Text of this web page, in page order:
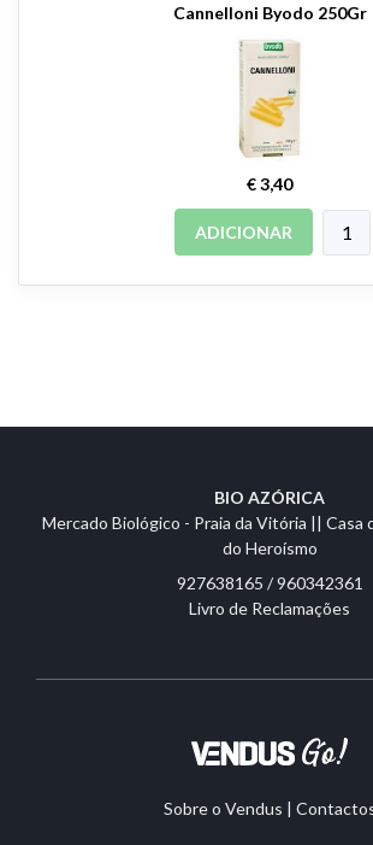
Cannelloni Byodo 250Gr
€ 3,40
ADICIONAR
BIO AZÓRICA
Mercado Biológico - Praia da Vitória || Casa
do Heroísmo
927638165 / 960342361
Livro de Reclamações
Sobre o Vendus |